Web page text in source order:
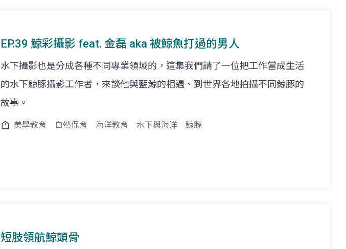
EP.39 鯨彩攝影 feat. 金磊 aka 被鯨魚打過的男人
水下攝影也是分成各種不同專業領域的，這集我們請了一位把工作當成生活
的水下鯨豚攝影工作者，來談他與藍鯨的相遇、到世界各地拍攝不同鯨豚的
故事。
美學教育 自然保育 海洋教育 水下與海洋 鯨豚
短肢領航鯨頭骨